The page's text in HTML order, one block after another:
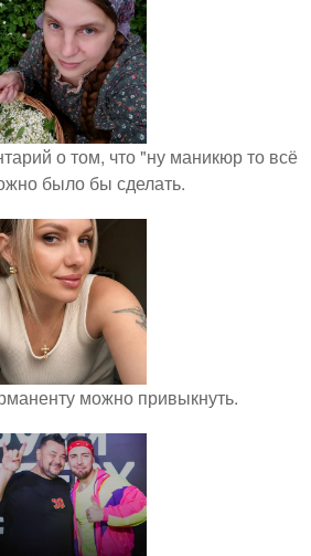
о том, что "ну маникюр то всё
было бы сделать.
можно привыкнуть.